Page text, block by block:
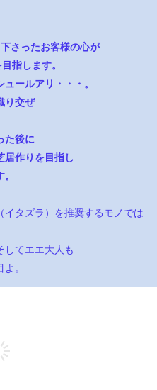
さったお客様の心が
指します。
ールアリ・・・。
り交ぜ
た後に
居作りを目指し
タズラ）を推奨するモノでは
てエエ大人も
。